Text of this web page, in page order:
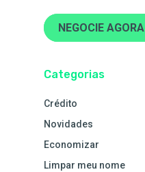
NEGOCIE AGORA
Categorias
Crédito
Novidades
Economizar
Limpar meu nome